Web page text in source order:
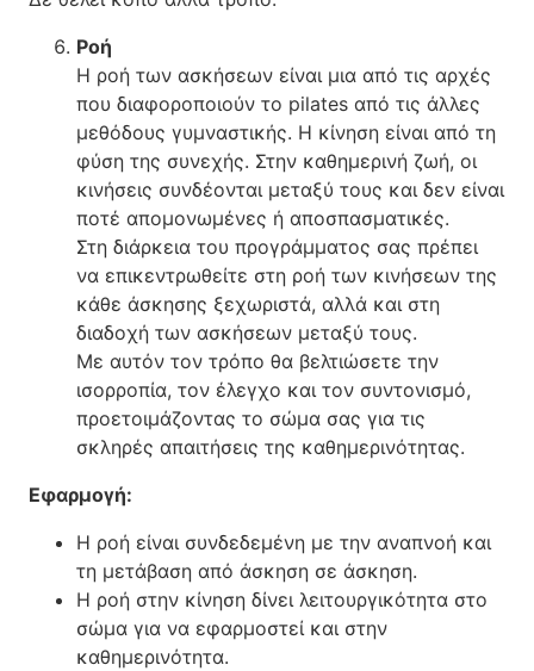
Ροή
Η ροή των ασκήσεων είναι μια από τις αρχές
που διαφοροποιούν το pilates από τις άλλες
μεθόδους γυμναστικής. Η κίνηση είναι από τη
φύση της συνεχής. Στην καθημερινή ζωή, οι
κινήσεις συνδέονται μεταξύ τους και δεν είναι
ποτέ απομονωμένες ή αποσπασματικές.
Στη διάρκεια του προγράμματος σας πρέπει
να επικεντρωθείτε στη ροή των κινήσεων της
κάθε άσκησης ξεχωριστά, αλλά και στη
διαδοχή των ασκήσεων μεταξύ τους.
Με αυτόν τον τρόπο θα βελτιώσετε την
ισορροπία, τον έλεγχο και τον συντονισμό,
προετοιμάζοντας το σώμα σας για τις
σκληρές απαιτήσεις της καθημερινότητας.
Εφαρμογή:
Η ροή είναι συνδεδεμένη με την αναπνοή και
τη μετάβαση από άσκηση σε άσκηση.
Η ροή στην κίνηση δίνει λειτουργικότητα στο
σώμα για να εφαρμοστεί και στην
καθημερινότητα.